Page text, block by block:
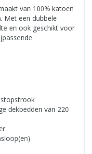
van 100% katoen
Met een dubbele
en ook geschikt voor
dekbedden van 220